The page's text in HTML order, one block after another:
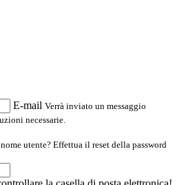
E-mail Verrà inviato un messaggio
necessarie.
utente? Effettua il reset della password